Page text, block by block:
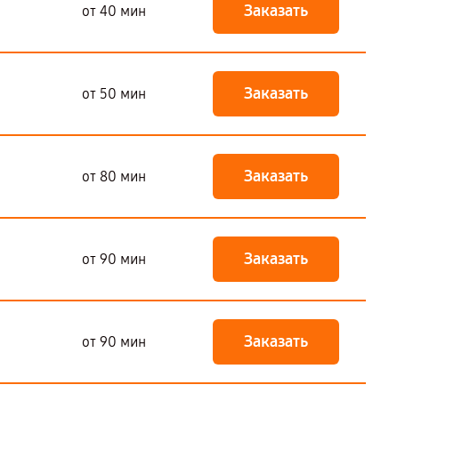
от 40 мин Заказать
от 50 мин Заказать
от 80 мин Заказать
от 90 мин Заказать
от 90 мин Заказать